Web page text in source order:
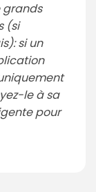
grands
(si
si un
le à sa
pour